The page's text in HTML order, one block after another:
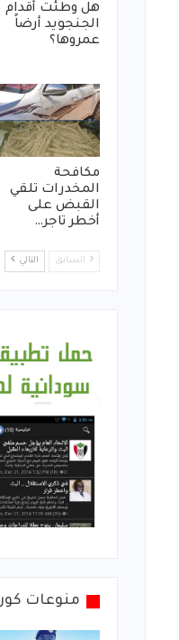
هل وطئت أقدام
الجنجويد أرضاً
عمروها؟
مكافحة
المخدرات تلقي
القبض على
أخطر تاجر…
السابق التالي
منوعات